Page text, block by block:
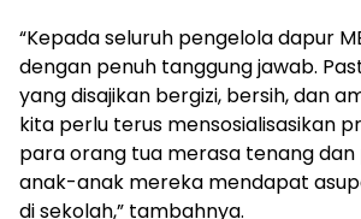
“Kepada seluruh pengelola dapur
dengan penuh tanggung jawab.
yang disajikan bergizi, bersih, dan
kita perlu terus mensosialisasikan
para orang tua merasa tenang
anak-anak mereka mendapat
di sekolah,” tambahnya.